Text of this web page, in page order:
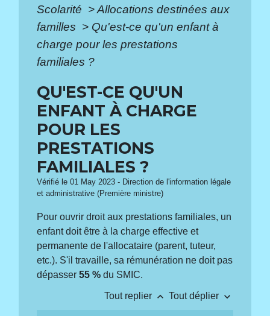
Scolarité >Allocations destinées aux
familles > Qu'est-ce qu'un enfant à
charge pour les prestations
familiales ?
QU'EST-CE QU'UN
ENFANT À CHARGE
POUR LES
PRESTATIONS
FAMILIALES ?
Vérifié le 01 May 2023 - Direction de l'information légale
et administrative (Première ministre)
Pour ouvrir droit aux prestations familiales, un
enfant doit être à la charge effective et
permanente de l'allocataire (parent, tuteur,
etc.). S'il travaille, sa rémunération ne doit pas
dépasser55 % du SMIC.
Tout replier keyboard_arrow_up Tout déplier keyboard_arrow_down